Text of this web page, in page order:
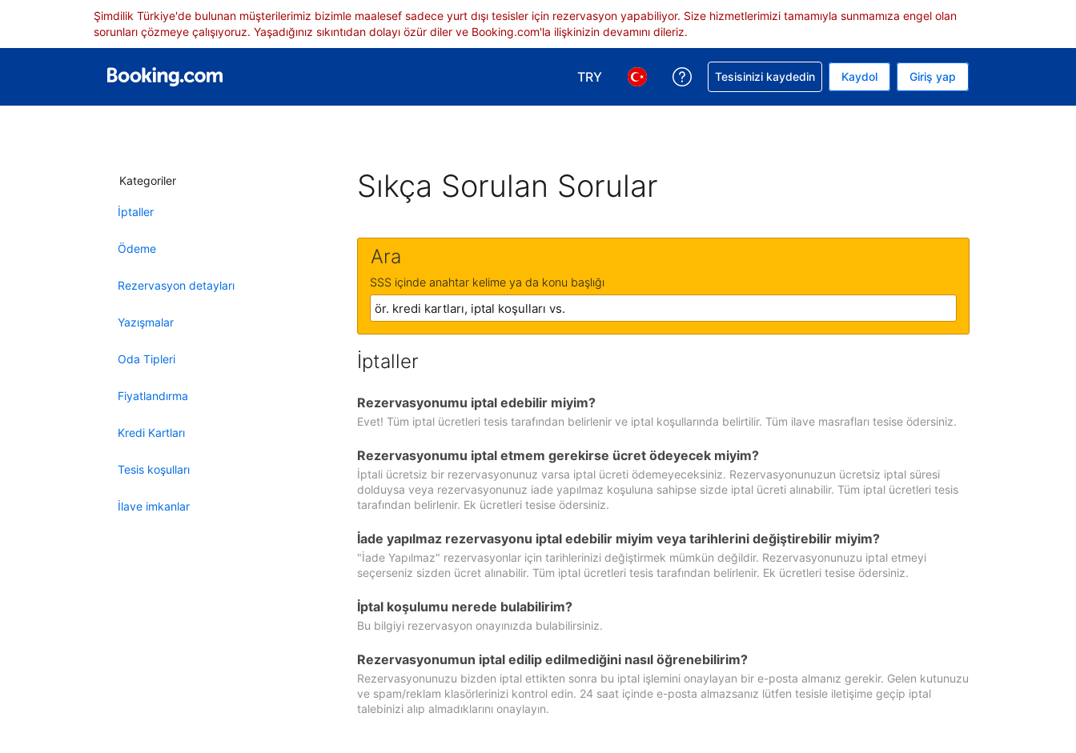
Şimdilik Türkiye'de bulunan müşterilerimiz bizimle maalesef sadece yurt dışı tesisler için rezervasyon yapabiliyor. Size hizmetlerimizi tamamıyla sunmamıza engel olan
sorunları çözmeye çalışıyoruz. Yaşadığınız sıkıntıdan dolayı özür diler ve Booking.com'la ilişkinizin devamını dileriz.
TRY
Para birimi seçimi yap. Mevcut para biriminiz Türk lirası
Dil seçimi yap. Mevcut diliniz Türkçe
Rezervasyonunuzla ilgili yardım alın
Tesisinizi kaydedin Kaydol Giriş yap
Kategoriler
İptaller
Ödeme
Rezervasyon detayları
Yazışmalar
Oda Tipleri
Fiyatlandırma
Kredi Kartları
Tesis koşulları
İlave imkanlar
Sıkça Sorulan Sorular
Ara
SSS içinde anahtar kelime ya da konu başlığı
İptaller
Rezervasyonumu iptal edebilir miyim?
Evet! Tüm iptal ücretleri tesis tarafından belirlenir ve iptal koşullarında belirtilir. Tüm ilave masrafları tesise ödersiniz.
Rezervasyonumu iptal etmem gerekirse ücret ödeyecek miyim?
İptali ücretsiz bir rezervasyonunuz varsa iptal ücreti ödemeyeceksiniz. Rezervasyonunuzun ücretsiz iptal süresi
dolduysa veya rezervasyonunuz iade yapılmaz koşuluna sahipse sizde iptal ücreti alınabilir. Tüm iptal ücretleri tesis
tarafından belirlenir. Ek ücretleri tesise ödersiniz.
İade yapılmaz rezervasyonu iptal edebilir miyim veya tarihlerini değiştirebilir miyim?
"İade Yapılmaz" rezervasyonlar için tarihlerinizi değiştirmek mümkün değildir. Rezervasyonunuzu iptal etmeyi
seçerseniz sizden ücret alınabilir. Tüm iptal ücretleri tesis tarafından belirlenir. Ek ücretleri tesise ödersiniz.
İptal koşulumu nerede bulabilirim?
Bu bilgiyi rezervasyon onayınızda bulabilirsiniz.
Rezervasyonumun iptal edilip edilmediğini nasıl öğrenebilirim?
Rezervasyonunuzu bizden iptal ettikten sonra bu iptal işlemini onaylayan bir e-posta almanız gerekir. Gelen kutunuzu
ve spam/reklam klasörlerinizi kontrol edin. 24 saat içinde e-posta almazsanız lütfen tesisle iletişime geçip iptal
talebinizi alıp almadıklarını onaylayın.